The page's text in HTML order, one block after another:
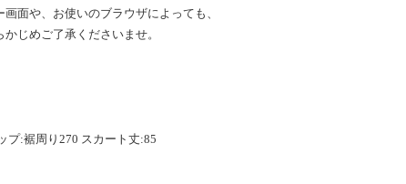
面や、お使いのブラウザによっても、
じめご了承くださいませ。
プ:裾周り270 スカート丈:85